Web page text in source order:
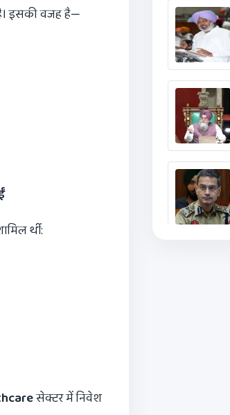
इसकी वजह है—
थीं:
सेक्टर में निवेश